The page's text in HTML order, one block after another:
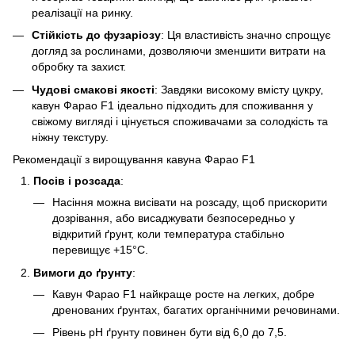
реалізації на ринку.
Стійкість до фузаріозу: Ця властивість значно спрощує
догляд за рослинами, дозволяючи зменшити витрати на
обробку та захист.
Чудові смакові якості: Завдяки високому вмісту цукру,
кавун Фарао F1 ідеально підходить для споживання у
свіжому вигляді і цінується споживачами за солодкість та
ніжну текстуру.
Рекомендації з вирощування кавуна Фарао F1
Посів і розсада:
Насіння можна висівати на розсаду, щоб прискорити
дозрівання, або висаджувати безпосередньо у
відкритий ґрунт, коли температура стабільно
перевищує +15°C.
Вимоги до ґрунту:
Кавун Фарао F1 найкраще росте на легких, добре
дренованих ґрунтах, багатих органічними речовинами.
Рівень рН ґрунту повинен бути від 6,0 до 7,5.